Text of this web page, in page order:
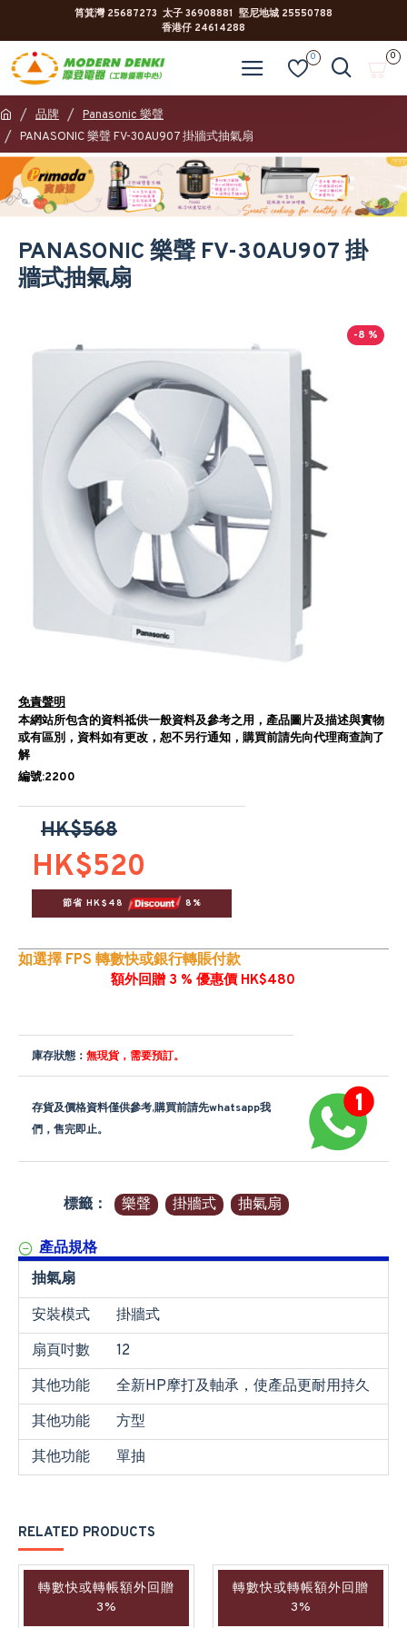
筲箕灣 25687273 太子 36908881 堅尼地城 25550788
香港仔 24614288
0 0
品牌
Panasonic 樂聲
PANASONIC 樂聲 FV-30AU907 掛牆式抽氣扇
PANASONIC 樂聲 FV-30AU907 掛
牆式抽氣扇
-8 %
免責聲明
本網站所包含的資料祗供一般資料及參考之用，產品圖片及描述與實物
或有區別，資料如有更改，恕不另行通知，購買前請先向代理商查詢了
解
編號:2200
HK$520
HK$568
節省 HK$48 8%
如選擇 FPS 轉數快或銀行轉賬付款
額外回贈 3 % 優惠價 HK$480
庫存狀態： 無現貨，需要預訂。
存貨及價格資料僅供參考,購買前請先whatsapp我
們，售完即止。
標籤： 樂聲 掛牆式 抽氣扇
產品規格
抽氣扇
安裝模式
掛牆式
扇頁吋數
12
其他功能
全新HP摩打及軸承，使產品更耐用持久
其他功能
方型
其他功能
單抽
RELATED PRODUCTS
轉數快或轉帳額外回贈
3%
轉數快或轉帳額外回贈
3%